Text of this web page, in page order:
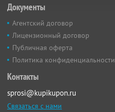
Документы
Агентский договор
Лицензионный договор
Публичная оферта
Политика конфиденциальности
Контакты
sprosi@kupikupon.ru
Связаться с нами